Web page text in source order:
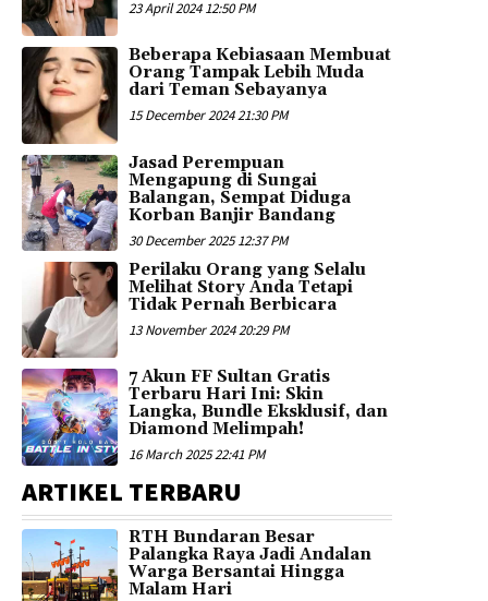
23 April 2024 12:50 PM
Beberapa Kebiasaan Membuat
Orang Tampak Lebih Muda
dari Teman Sebayanya
15 December 2024 21:30 PM
Jasad Perempuan
Mengapung di Sungai
Balangan, Sempat Diduga
Korban Banjir Bandang
30 December 2025 12:37 PM
Perilaku Orang yang Selalu
Melihat Story Anda Tetapi
Tidak Pernah Berbicara
13 November 2024 20:29 PM
7 Akun FF Sultan Gratis
Terbaru Hari Ini: Skin
Langka, Bundle Eksklusif, dan
Diamond Melimpah!
16 March 2025 22:41 PM
ARTIKEL TERBARU
RTH Bundaran Besar
Palangka Raya Jadi Andalan
Warga Bersantai Hingga
Malam Hari